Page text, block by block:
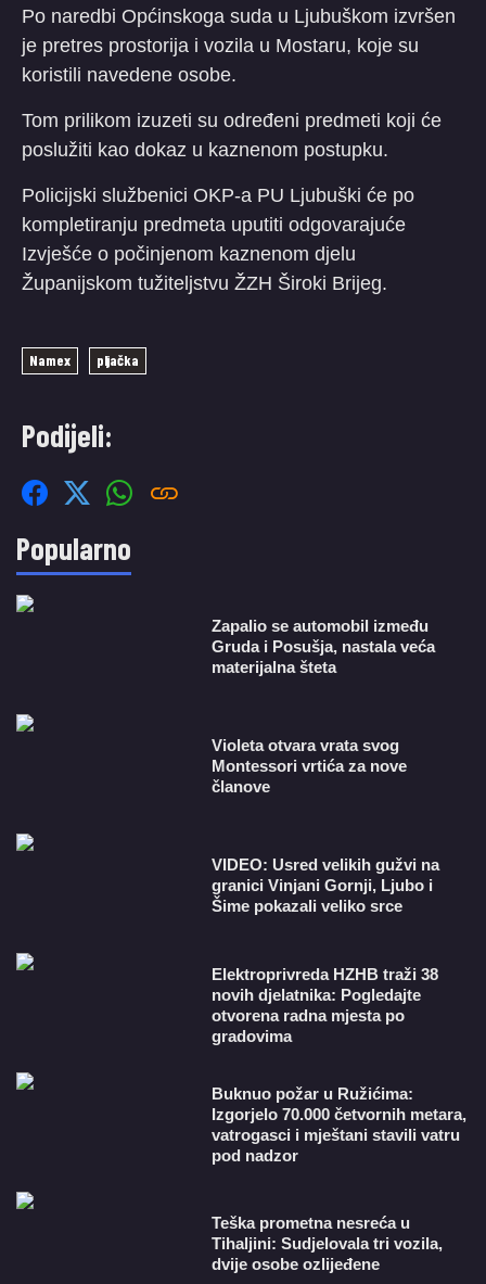
Po naredbi Općinskoga suda u Ljubuškom izvršen
je pretres prostorija i vozila u Mostaru, koje su
koristili navedene osobe.
Tom prilikom izuzeti su određeni predmeti koji će
poslužiti kao dokaz u kaznenom postupku.
Policijski službenici OKP-a PU Ljubuški će po
kompletiranju predmeta uputiti odgovarajuće
Izvješće o počinjenom kaznenom djelu
Županijskom tužiteljstvu ŽZH Široki Brijeg.
Namex pljačka
Podijeli:
Popularno
Zapalio se automobil između
Gruda i Posušja, nastala veća
materijalna šteta
Violeta otvara vrata svog
Montessori vrtića za nove
članove
VIDEO: Usred velikih gužvi na
granici Vinjani Gornji, Ljubo i
Šime pokazali veliko srce
​Elektroprivreda HZHB traži 38
novih djelatnika: Pogledajte
otvorena radna mjesta po
gradovima
Buknuo požar u Ružićima:
Izgorjelo 70.000 četvornih metara,
vatrogasci i mještani stavili vatru
pod nadzor
Teška prometna nesreća u
Tihaljini: Sudjelovala tri vozila,
dvije osobe ozlijeđene